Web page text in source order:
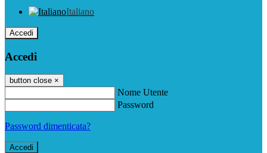
Italiano
Accedi
Accedi
button close ×
Nome Utente
Password
Password dimenticata?